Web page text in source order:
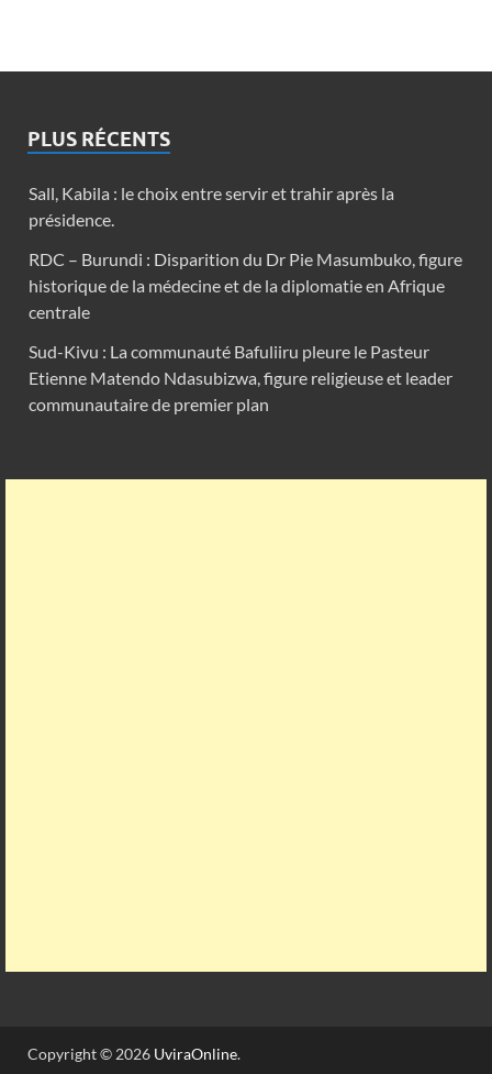
PLUS RÉCENTS
Sall, Kabila : le choix entre servir et trahir après la
présidence.
RDC – Burundi : Disparition du Dr Pie Masumbuko, figure
historique de la médecine et de la diplomatie en Afrique
centrale
Sud-Kivu : La communauté Bafuliiru pleure le Pasteur
Etienne Matendo Ndasubizwa, figure religieuse et leader
communautaire de premier plan
Copyright © 2026 UviraOnline.